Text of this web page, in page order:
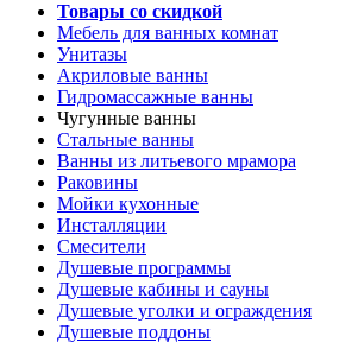
Товары со скидкой
Мебель для ванных комнат
Унитазы
Акриловые ванны
Гидромассажные ванны
Чугунные ванны
Стальные ванны
Ванны из литьевого мрамора
Раковины
Мойки кухонные
Инсталляции
Смесители
Душевые программы
Душевые кабины и сауны
Душевые уголки и ограждения
Душевые поддоны